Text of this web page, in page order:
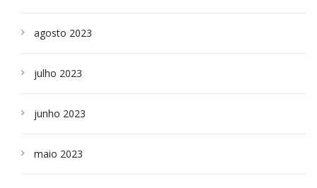
agosto 2023
julho 2023
junho 2023
maio 2023